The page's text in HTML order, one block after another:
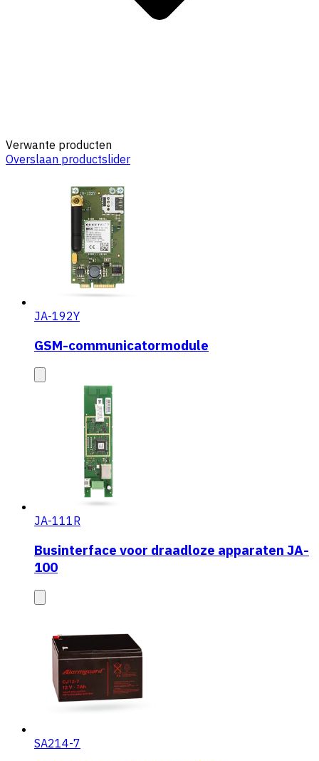
Verwante producten
Overslaan productslider
JA-192Y
GSM-communicatormodule
JA-111R
Businterface voor draadloze apparaten JA-
100
SA214-7